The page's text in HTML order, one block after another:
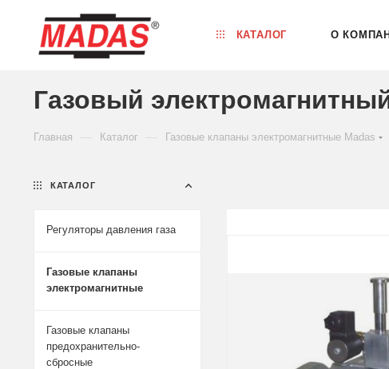
КАТАЛОГ О
Газовый
Главная Каталог Газовые клапаны электромагнитные Madas
КАТАЛОГ
Регуляторы давления газа
Газовые клапаны
электромагнитные
Газовые клапаны
предохранительно-
сбросные